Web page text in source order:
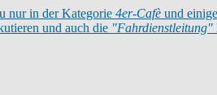
nur in der Kategorie 4er-Cafè und
und auch die "Fahrdienstleitung"